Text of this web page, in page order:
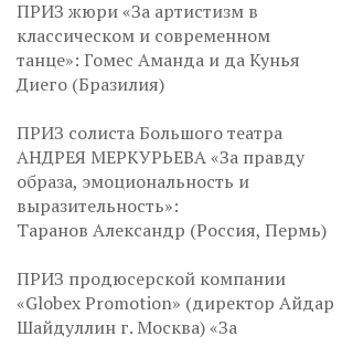
ПРИЗ жюри «За артистизм в
классическом и современном
танце»: Гомес Аманда и да Кунья
Диего (Бразилия)
ПРИЗ солиста Большого театра
АНДРЕЯ МЕРКУРЬЕВА «За правду
образа, эмоциональность и
выразительность»:
Таранов Александр (Россия, Пермь)
ПРИЗ продюсерской компании
«Globex Promotion» (директор Айдар
Шайдуллин г. Москва) «За